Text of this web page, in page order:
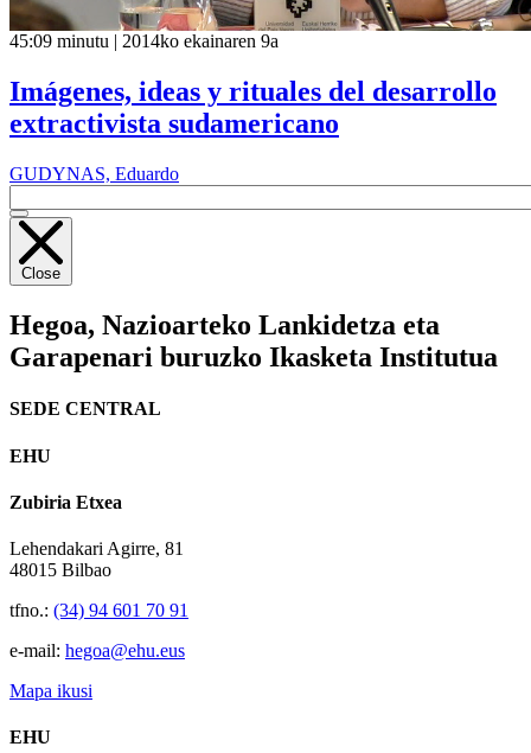
45:09 minutu | 2014ko ekainaren 9a
Imágenes, ideas y rituales del desarrollo
extractivista sudamericano
GUDYNAS, Eduardo
Close
Hegoa, Nazioarteko Lankidetza eta
Garapenari buruzko Ikasketa Institutua
SEDE CENTRAL
EHU
Zubiria Etxea
Lehendakari Agirre, 81
48015 Bilbao
tfno.: (34) 94 601 70 91
e-mail: hegoa@ehu.eus
Mapa ikusi
EHU